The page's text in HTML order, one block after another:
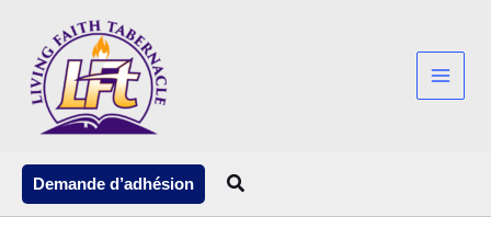
contenu
Demande d’adhésion Rechercher